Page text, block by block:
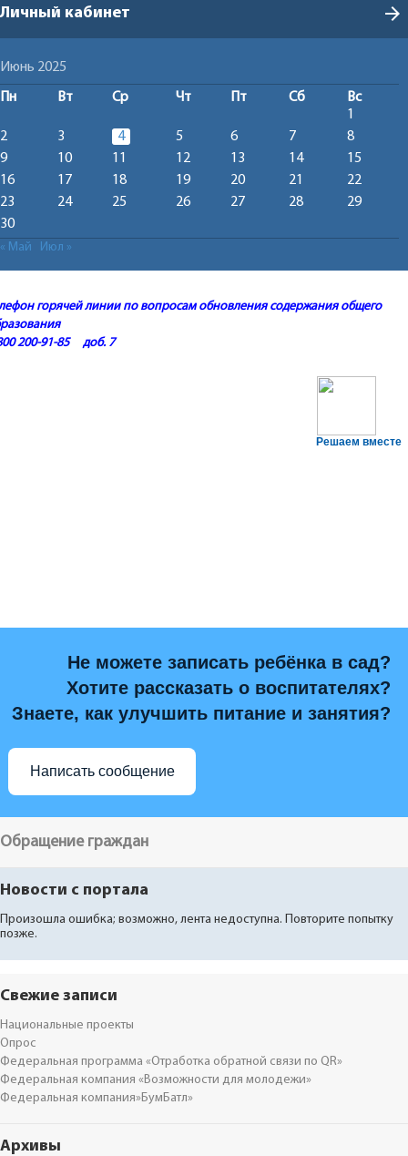
Личный кабинет arrow_forward
Июнь 2025
Пн Вт Ср Чт Пт Сб
Вс
1
2
3 4 5 6 7
8
9
10 11 12 13 14
15
16
17 18 19 20 21
22
23
24 25 26 27 28
29
30
« Май Июл »
горячей линии по вопросам обновления содержания общего
200-91-85 доб. 7
Решаем вместе
Не можете записать ребёнка в сад?
Хотите рассказать о воспитателях?
Знаете, как улучшить питание и занятия?
Написать сообщение
Обращение граждан
Новости с портала
Произошла ошибка; возможно, лента недоступна. Повторите попытку
позже.
Свежие записи
Национальные проекты
Опрос
Федеральная программа «Отработка обратной связи по QR»
Федеральная компания «Возможности для молодежи»
Федеральная компания»БумБатл»
Архивы